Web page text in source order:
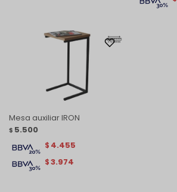
Mesa auxiliar IRON
$ 5.500
$3.974
$ 4.455